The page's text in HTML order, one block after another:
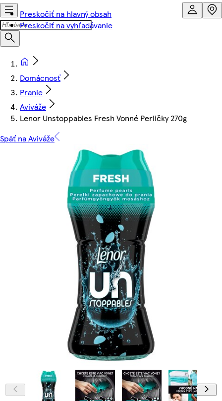
Preskočiť na hlavný obsah
Preskočiť na vyhľadávanie
Domácnosť
Pranie
Aviváže
Lenor Unstoppables Fresh Vonné Perličky 270g
Späť na Aviváže